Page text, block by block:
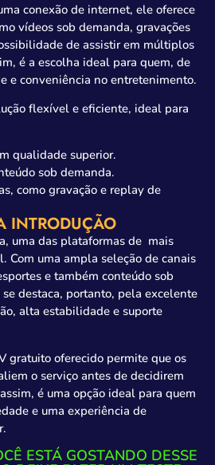
conexão de internet, ele oferece
vídeos sob demanda, gravações
de assistir em múltiplos
é a escolha ideal para quem, de
e conveniência no entretenimento.
flexível e eficiente, ideal para
qualidade superior.
sob demanda.
como gravação e replay de
INTRODUÇÃO
uma das plataformas de mais
Com uma ampla seleção de canais
e também conteúdo sob
destaca, portanto, pela excelente
alta estabilidade e suporte
gratuito oferecido permite que os
o serviço antes de decidirem
é uma opção ideal para quem
e uma experiência de
ESTÁ GOSTANDO DESSE